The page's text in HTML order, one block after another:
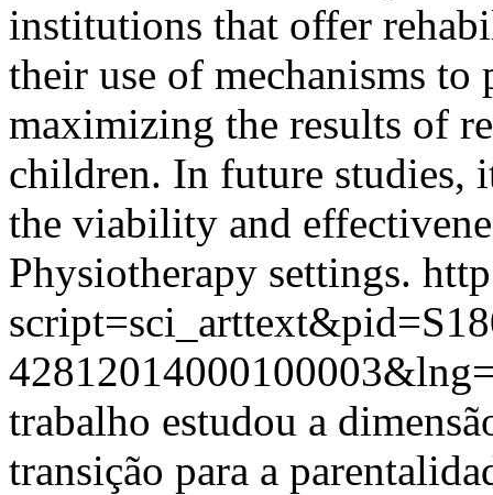
institutions that offer
their use of mechanisms
maximizing the results of
children. In future studies,
the viability and
Physiotherapy settings.
trabalho estudou a
transição para a